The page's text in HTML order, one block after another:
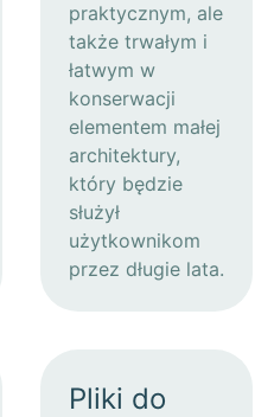
praktycznym, ale
także trwałym i
łatwym w
konserwacji
elementem małej
architektury,
który będzie
służył
użytkownikom
przez długie lata.
Pliki do